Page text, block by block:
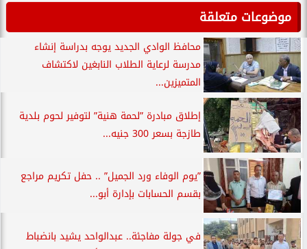
موضوعات متعلقة
محافظ الوادي الجديد يوجه بدراسة إنشاء
مدرسة لرعاية الطلاب النابغين لاكتشاف
المتميزين...
إطلاق مبادرة ”لحمة هنية” لتوفير لحوم بلدية
طازجة بسعر 300 جنيه...
”يوم الوفاء ورد الجميل” .. حفل تكريم مراجع
بقسم الحسابات بإدارة أبو...
في جولة مفاجئة.. عبدالواحد يشيد بانضباط